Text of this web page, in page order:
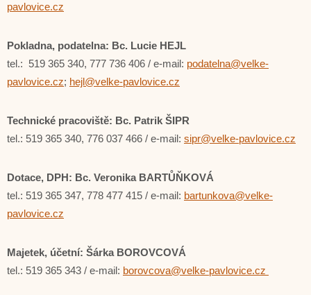
pavlovice.cz
Pokladna, podatelna: Bc. Lucie HEJL
tel.: 519 365 340, 777 736 406 / e-mail: podatelna@velke-
pavlovice.cz; hejl@velke-pavlovice.cz
Technické pracoviště: Bc. Patrik ŠIPR
tel.: 519 365 340, 776 037 466 / e-mail: sipr@velke-pavlovice.cz
Dotace, DPH: Bc. Veronika BARTŮŇKOVÁ
tel.: 519 365 347, 778 477 415 / e-mail: bartunkova@velke-
pavlovice.cz
Majetek, účetní: Šárka BOROVCOVÁ
tel.: 519 365 343 / e-mail: borovcova@velke-pavlovice.cz